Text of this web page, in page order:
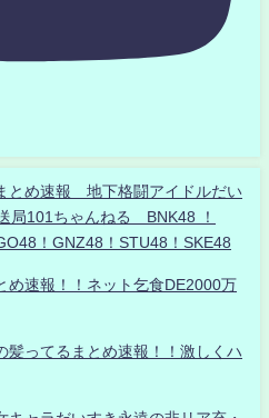
とめ速報 地下格闘アイドルだい
局101ちゃんねる BNK48 ！
！GNZ48！STU48！SKE48
め速報！！ネット乞食DE2000万
髪ってるまとめ速報！！激しくハ